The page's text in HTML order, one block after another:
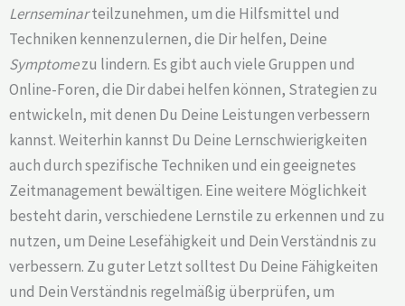
Lernseminarteilzunehmen, um die Hilfsmittel und
Techniken kennenzulernen, die Dir helfen, Deine
Symptomezu lindern. Es gibt auch viele Gruppen und
Online-Foren, die Dir dabei helfen können, Strategien zu
entwickeln, mit denen Du Deine Leistungen verbessern
kannst. Weiterhin kannst Du Deine Lernschwierigkeiten
auch durch spezifische Techniken und ein geeignetes
Zeitmanagement bewältigen. Eine weitere Möglichkeit
besteht darin, verschiedene Lernstile zu erkennen und zu
nutzen, um Deine Lesefähigkeit und Dein Verständnis zu
verbessern. Zu guter Letzt solltest Du Deine Fähigkeiten
und Dein Verständnis regelmäßig überprüfen, um